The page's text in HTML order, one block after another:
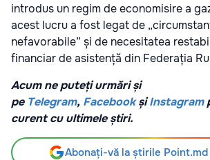
introdus un regim de economisire a
acest lucru a fost legat de
nefavorabile” și de necesitatea
financiar de asistență din Federația
Acum ne puteți urmări și
pe Telegram, Facebook șiInstagram
curent cu ultimele știri.
Abonați-vă la știrile Point.md